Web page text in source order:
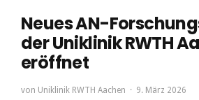
Neues AN-
der Uniklinik RWTH
eröffnet
von Uniklinik RWTH Aachen 9. März 2026